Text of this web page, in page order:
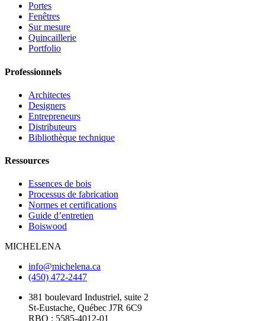
Portes
Fenêtres
Sur mesure
Quincaillerie
Portfolio
Professionnels
Architectes
Designers
Entrepreneurs
Distributeurs
Bibliothèque technique
Ressources
Essences de bois
Processus de fabrication
Normes et certifications
Guide d’entretien
Boiswood
MICHELENA
info@michelena.ca
(450) 472-2447
381 boulevard Industriel, suite 2
St-Eustache, Québec J7R 6C9
RBQ : 5585-4012-01